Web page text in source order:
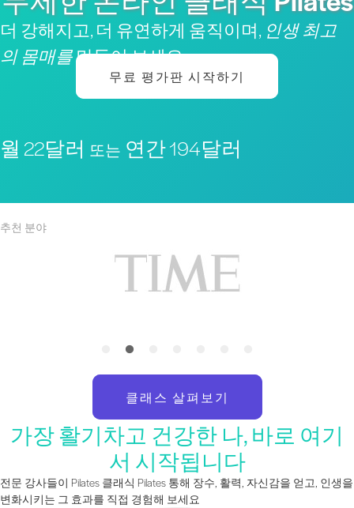
더 강해지고, 더 유연하게 움직이며, 인생 최고
의 몸매를만들어 보세요
무료 평가판 시작하기
월 22달러 또는 연간 194달러
추천 분야
클래스 살펴보기
가장 활기차고 건강한 나, 바로 여기
서 시작됩니다
전문 강사들이 Pilates 클래식 Pilates 통해 장수, 활력, 자신감을 얻고, 인생을
변화시키는 그 효과를 직접 경험해 보세요